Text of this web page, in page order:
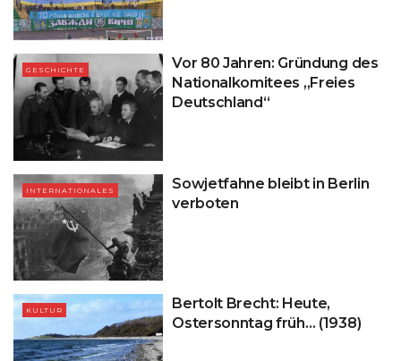
GESCHICHTE
Vor 80 Jahren: Gründung des
Nationalkomitees „Freies
Deutschland“
INTERNATIONALES
Sowjetfahne bleibt in Berlin
verboten
KULTUR
Bertolt Brecht: Heute,
Ostersonntag früh… (1938)